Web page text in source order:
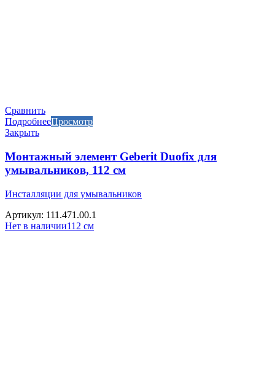
Сравнить
ПодробнееПросмотр
Закрыть
Монтажный элемент Geberit Duofix для
умывальников, 112 см
Инсталляции для умывальников
Артикул: 111.471.00.1
Нет в наличии112 см